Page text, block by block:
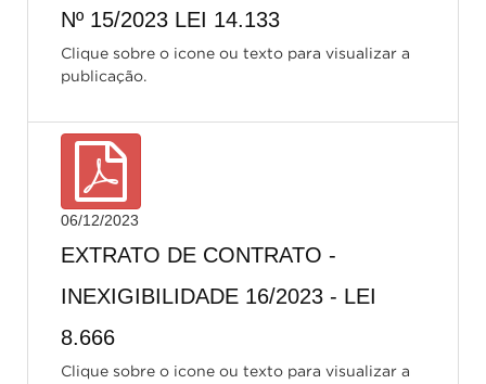
Nº 15/2023 LEI 14.133
Clique sobre o icone ou texto para visualizar a
publicação.
06/12/2023
EXTRATO DE CONTRATO -
INEXIGIBILIDADE 16/2023 - LEI
8.666
Clique sobre o icone ou texto para visualizar a